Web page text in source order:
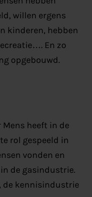
willen ergens
kinderen, hebben
En zo
opgebouwd.
Mens heeft in de
rol gespeeld in
vonden en
de gasindustrie.
de kennisindustrie